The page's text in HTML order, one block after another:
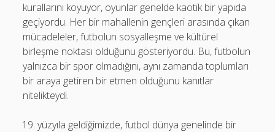
kurallarını koyuyor, oyunlar genelde kaotik bir yapıda
geçiyordu. Her bir mahallenin gençleri arasında çıkan
mücadeleler, futbolun sosyalleşme ve kültürel
birleşme noktası olduğunu gösteriyordu. Bu, futbolun
yalnızca bir spor olmadığını, aynı zamanda toplumları
bir araya getiren bir etmen olduğunu kanıtlar
nitelikteydi.
yüzyıla geldiğimizde, futbol dünya genelinde bir